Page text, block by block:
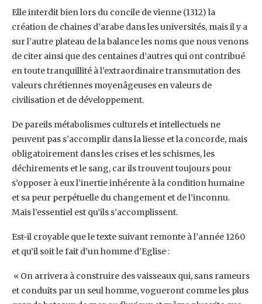
Elle interdit bien lors du concile de vienne (1312) la
création de chaines d’arabe dans les universités, mais il y a
sur l’autre plateau de la balance les noms que nous venons
de citer ainsi que des centaines d’autres qui ont contribué
en toute tranquillité à l’extraordinaire transmutation des
valeurs chrétiennes moyenâgeuses en valeurs de
civilisation et de développement.
De pareils métabolismes culturels et intellectuels ne
peuvent pas s’accomplir dans la liesse et la concorde, mais
obligatoirement dans les crises et les schismes, les
déchirements et le sang, car ils trouvent toujours pour
s’opposer à eux l’inertie inhérente à la condition humaine
et sa peur perpétuelle du changement et de l’inconnu.
Mais l’essentiel est qu’ils s’accomplissent.
Est-il croyable que le texte suivant remonte à l’année 1260
et qu’il soit le fait d’un homme d’Eglise :
« On arrivera à construire des vaisseaux qui, sans rameurs
et conduits par un seul homme, vogueront comme les plus